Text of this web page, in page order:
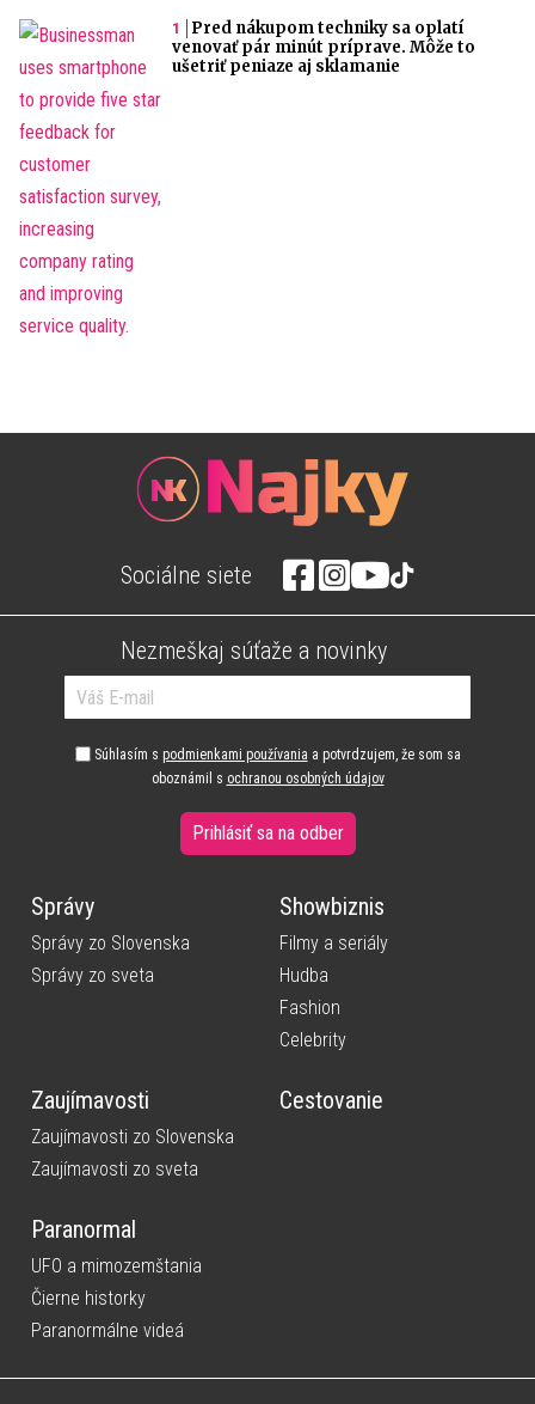
Pred nákupom techniky sa oplatí
venovať pár minút príprave. Môže to
ušetriť peniaze aj sklamanie
Sociálne siete
Nezmeškaj súťaže a novinky
Súhlasím s podmienkami používania a potvrdzujem, že som sa
oboznámil s ochranou osobných údajov
Prihlásiť sa na odber
Správy
Správy zo Slovenska
Správy zo sveta
Showbiznis
Filmy a seriály
Hudba
Fashion
Celebrity
Zaujímavosti
Zaujímavosti zo Slovenska
Zaujímavosti zo sveta
Cestovanie
Paranormal
UFO a mimozemštania
Čierne historky
Paranormálne videá